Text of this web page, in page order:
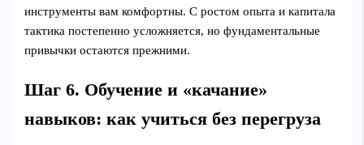
инструменты вам комфортны. С ростом опыта и капитала
тактика постепенно усложняется, но фундаментальные
привычки остаются прежними.
Шаг 6. Обучение и «качание»
навыков: как учиться без перегруза